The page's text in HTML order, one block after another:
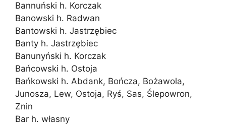
Bannuński h. Korczak
Banowski h. Radwan
Bantowski h. Jastrzębiec
Banty h. Jastrzębiec
Banunyński h. Korczak
Bańcowski h. Ostoja
Bańkowski h. Abdank, Bończa, Bożawola,
Junosza, Lew, Ostoja, Ryś, Sas, Ślepowron,
Znin
Bar h. własny